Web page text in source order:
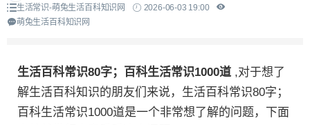
生活常识-萌兔生活百科知识网
2026-06-03 19:00
萌兔生活百科知识网
生活百科常识80字；百科生活常识1000道 ,对于想了
解生活百科知识的朋友们来说，生活百科常识80字；
百科生活常识1000道是一个非常想了解的问题，下面